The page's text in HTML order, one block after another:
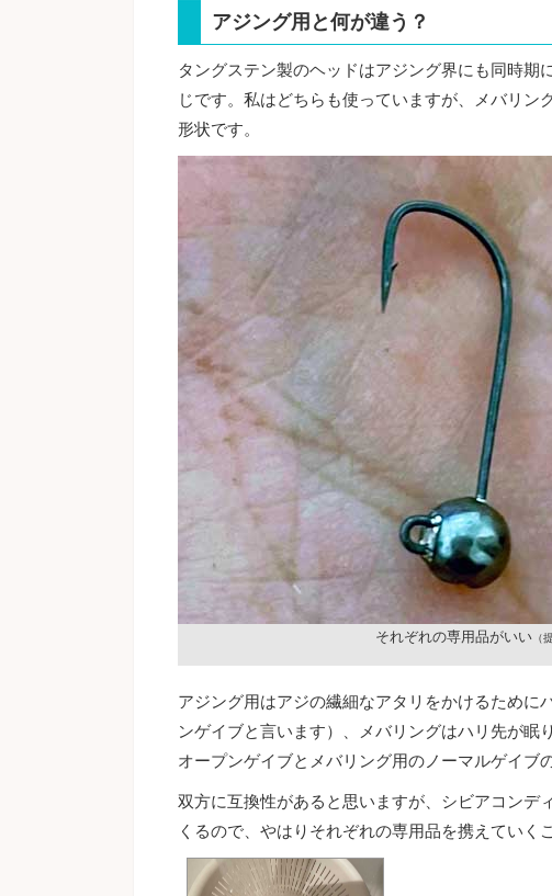
アジング用と何が違う？
タングステン製のヘッドはアジング界にも同時
じです。私はどちらも使っていますが、メバリ
形状です。
それぞれの専用品がいい（
アジング用はアジの繊細なアタリをかけるため
ンゲイブと言います）、メバリングはハリ先が
オープンゲイブとメバリング用のノーマルゲイブ
双方に互換性があると思いますが、シビアコンデ
くるので、やはりそれぞれの専用品を携えていく